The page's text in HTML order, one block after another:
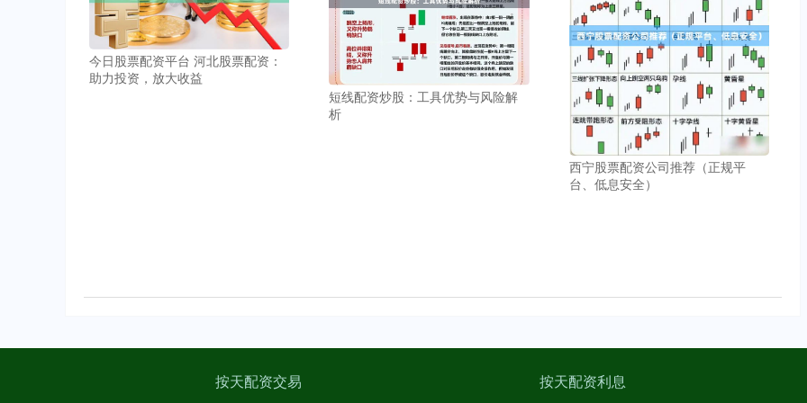
今日股票配资平台 河北股票配资：
助力投资，放大收益
短线配资炒股：工具优势与风险解
析
西宁股票配资公司推荐（正规平
台、低息安全）
按天配资交易 按天配资利息